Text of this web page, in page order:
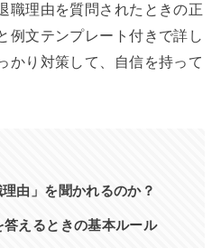
職理由を質問されたときの正
例文テンプレート付きで詳し
かり対策して、自信を持って
由」を聞かれるのか？
えるときの基本ルール